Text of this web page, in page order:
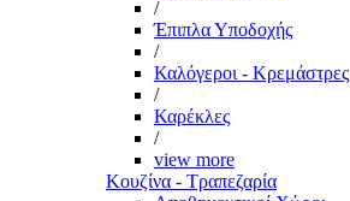
/
Έπιπλα Υποδοχής
/
Καλόγεροι - Κρεμάστρες
/
Καρέκλες
/
view more
Κουζίνα - Τραπεζαρία